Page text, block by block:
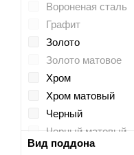
Вороненая сталь
Графит
Золото
Золото матовое
Хром
Хром матовый
Черный
Черный матовый
Вид поддона